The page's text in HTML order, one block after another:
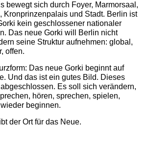
bewegt sich durch Foyer, Marmorsaal,
Kronprinzenpalais und Stadt. Berlin ist
kein geschlossener nationaler
Das neue Gorki will Berlin nicht
seine Struktur aufnehmen: global,
offen.
Das neue Gorki beginnt auf
Und das ist ein gutes Bild. Dieses
Es soll sich verändern,
hören, sprechen, spielen,
beginnen.
der Ort für das Neue.